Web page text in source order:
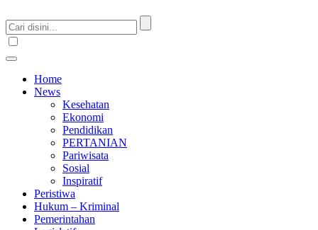
Home
News
Kesehatan
Ekonomi
Pendidikan
PERTANIAN
Pariwisata
Sosial
Inspiratif
Peristiwa
Hukum – Kriminal
Pemerintahan